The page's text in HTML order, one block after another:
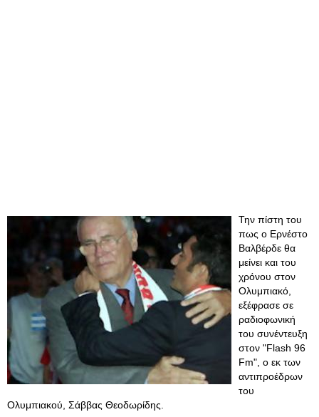
Την πίστη του
πως ο Ερνέστο
Βαλβέρδε θα
μείνει και του
χρόνου στον
Ολυμπιακό,
εξέφρασε σε
ραδιοφωνική
του συνέντευξη
στον "Flash 96
Fm", ο εκ των
αντιπροέδρων
του
Ολυμπιακού, Σάββας Θεοδωρίδης.